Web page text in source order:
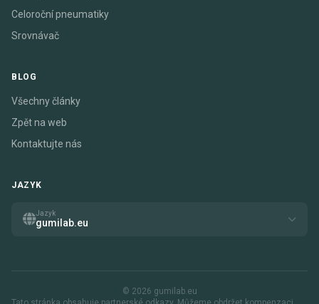
Celoroční pneumatiky
Srovnávač
BLOG
Všechny články
Zpět na web
Kontaktujte nás
JAZYK
Jazyk
gumilab.eu
© 2026 gumilab.eu